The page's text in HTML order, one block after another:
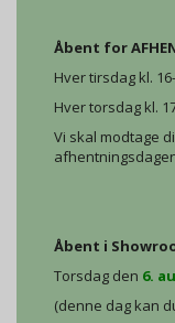
Åbent for
Hver tirsdag kl.
Hver torsdag kl.
Vi skal modtage
Åbent i
Torsdag den 6.
(denne dag kan